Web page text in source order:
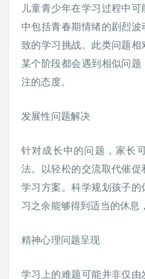
儿童青少年在学习过程中
中包括青春期情绪的剧烈
致的学习挑战。此类问题
某个阶段都会遇到相似问
注的态度。
发展性问题解决
针对成长中的问题，家长
法。以轻松的交流取代催
学习方案。科学规划孩子
习之余能够得到适当的休息
精神心理问题呈现
学习上的难题可能并非仅